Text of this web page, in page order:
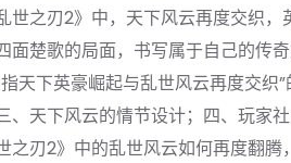
世之刃2》中，天下风云再度交织
面楚歌的局面，书写属于自己的传
天下英豪崛起与乱世风云再度交
、天下风云的情节设计；四、玩家
之刃2》中的乱世风云如何再度翻腾